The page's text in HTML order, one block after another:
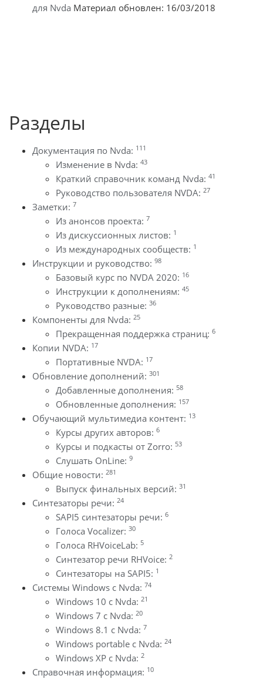
для Nvda Материал обновлен: 16/03/2018
Разделы
Документация по Nvda: 111
Изменение в Nvda: 43
Краткий справочник команд Nvda: 41
Руководство пользователя NVDA: 27
Заметки: 7
Из анонсов проекта: 7
Из дискуссионных листов: 1
Из международных сообществ: 1
Инструкции и руководство: 98
Базовый курс по NVDA 2020: 16
Инструкции к дополнениям: 45
Руководство разные: 36
Компоненты для Nvda: 25
Прекращенная поддержка страниц: 6
Копии NVDA: 17
Портативные NVDA: 17
Обновление дополнений: 301
Добавленные дополнения: 58
Обновленные дополнения: 157
Обучающий мультимедиа контент: 13
Курсы других авторов: 6
Курсы и подкасты от Zorro: 53
Слушать OnLine: 9
Общие новости: 281
Выпуск финальных версий: 31
Синтезаторы речи: 24
SAPI5 синтезаторы речи: 6
Голоса Vocalizer: 30
Голоса RHVoiceLab: 5
Синтезатор речи RHVoice: 2
Синтезаторы на SAPI5: 1
Системы Windows с Nvda: 74
Windows 10 с Nvda: 21
Windows 7 с Nvda: 20
Windows 8.1 с Nvda: 7
Windows portable с Nvda: 24
Windows XP с Nvda: 2
Справочная информация: 10